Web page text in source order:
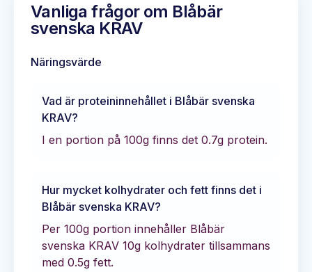
Vanliga frågor om Blåbär
svenska KRAV
Näringsvärde
Vad är proteininnehållet i Blåbär svenska
KRAV?
I en portion på 100g finns det 0.7g protein.
Hur mycket kolhydrater och fett finns det i
Blåbär svenska KRAV?
Per 100g portion innehåller Blåbär
svenska KRAV 10g kolhydrater tillsammans
med 0.5g fett.